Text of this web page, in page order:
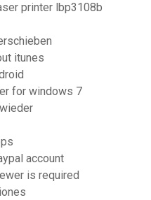
printer lbp3108b
itunes
for windows 7
account
is required